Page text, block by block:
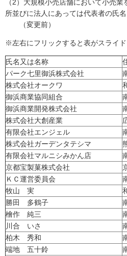
（2）大規模小売店舗において小売
所並びに法人にあっては代表者の氏名
（変更前）
※左右にフリックすると表がスライド
氏名又は名称
パーク七里御浜株式会社
株式会社オークワ
御浜商業協同組合
御浜商業開発株式会社
株式会社大創産業
有限会社エンジェル
株式会社ガーデンタテシマ
有限会社マルニシみかん店
京都宝製菓株式会社
ＫＣ運営委員会
牧山 実
勝田 多鶴子
檜作 純三
川合 いさ
柏木 秀和
端地 五十鈴